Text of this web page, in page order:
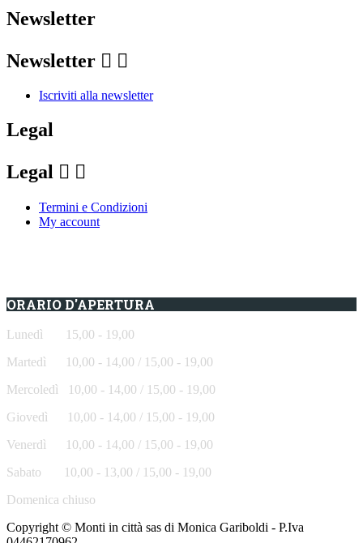
Newsletter
Newsletter  
Iscriviti alla newsletter
Legal
Legal  
Termini e Condizioni
My account
ORARIO D'APERTURA
Lunedì 15,00 - 19,00
Martedì 10,00 - 14,00 / 15,00 - 19,00
Mercoledì
10,00 - 14,00 / 15,00 - 19,00
Giovedì
10,00 - 14,00 / 15,00 - 19,00
Venerdì
10,00 - 14,00 / 15,00 - 19,00
Sabato
10,00 - 13,00 / 15,00 - 19,00
Domenica chiuso
Copyright © Monti in città sas di Monica Gariboldi - P.Iva